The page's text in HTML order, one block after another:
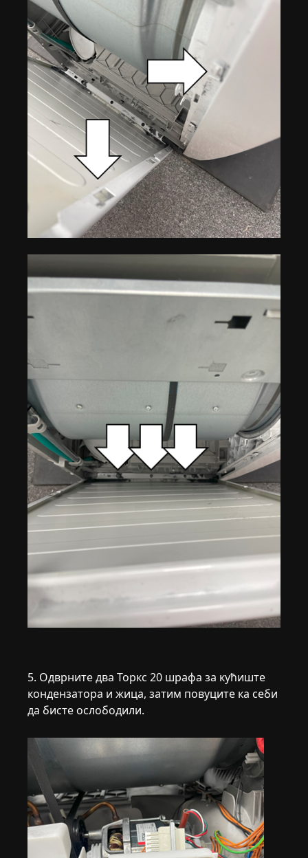
5. Одврните два Торкс 20 шрафа за кућиште
кондензатора и жица, затим повуците ка себи
да бисте ослободили.